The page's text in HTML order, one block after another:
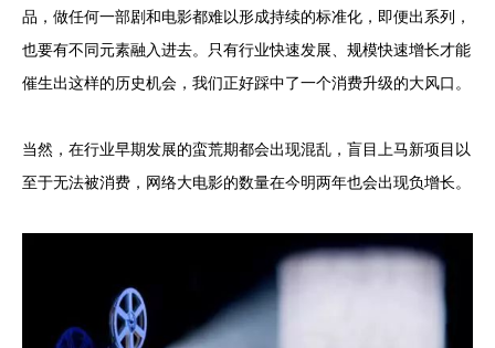
品，做任何一部剧和电影都难以形成持续的标准化，即便出系列，
也要有不同元素融入进去。只有行业快速发展、规模快速增长才能
催生出这样的历史机会，我们正好踩中了一个消费升级的大风口。
当然，在行业早期发展的蛮荒期都会出现混乱，盲目上马新项目以
至于无法被消费，网络大电影的数量在今明两年也会出现负增长。